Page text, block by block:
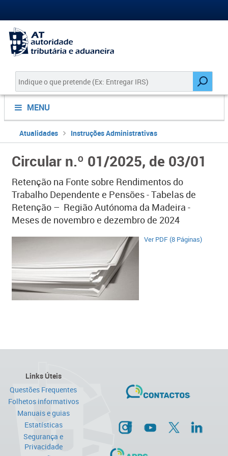
MENU
Atualidades Instruções Administrativas
Circular n.º 01/2025, de 03/01
Retenção na Fonte sobre Rendimentos do
Trabalho Dependente e Pensões - Tabelas de
Retenção – Região Autónoma da Madeira​ -
Meses de novembro e dezembro de 2024​
Ver PDF (8 Páginas)​
Links Úteis
Questões Frequentes
Folhetos informativos
Manuais e guias
Estatísticas
Segurança e
Privacidade